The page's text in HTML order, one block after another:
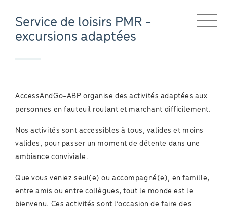
Service de loisirs PMR -
excursions adaptées
AccessAndGo-ABP organise des activités adaptées aux
personnes en fauteuil roulant et marchant difficilement.
Nos activités sont accessibles à tous, valides et moins
valides, pour passer un moment de détente dans une
ambiance conviviale.
Que vous veniez seul(e) ou accompagné(e), en famille,
entre amis ou entre collègues, tout le monde est le
bienvenu. Ces activités sont l’occasion de faire des